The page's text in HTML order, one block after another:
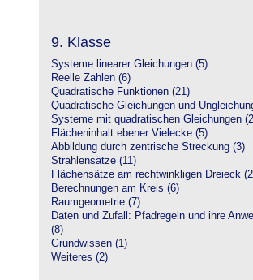
9. Klasse
Systeme linearer Gleichungen (5)
Reelle Zahlen (6)
Quadratische Funktionen (21)
Quadratische Gleichungen und
Systeme mit quadratischen Gleichungen
Flächeninhalt ebener Vielecke (5)
Abbildung durch zentrische Streckung (3)
Strahlensätze (11)
Flächensätze am rechtwinkligen Dreieck
Berechnungen am Kreis (6)
Raumgeometrie (7)
Daten und Zufall: Pfadregeln und ihre
(8)
Grundwissen (1)
Weiteres (2)